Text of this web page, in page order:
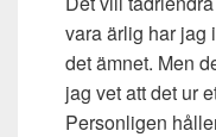
vara ärlig har jag
det ämnet. Men
jag vet att det ur
Personligen